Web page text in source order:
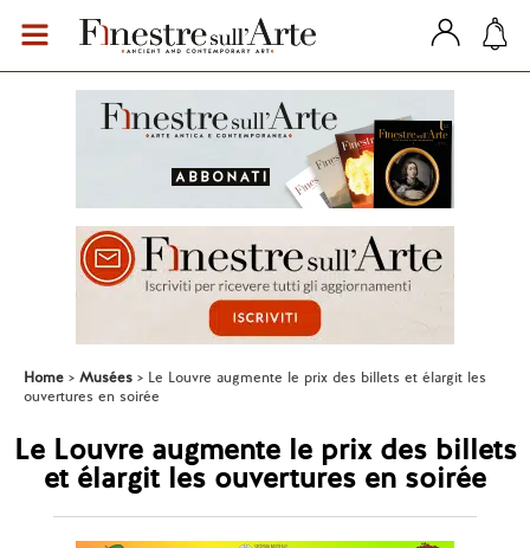
Home Musées
Le Louvre augmente le prix des billets et élargit les
ouvertures en soirée
Le Louvre augmente le prix des billets
et élargit les ouvertures en soirée